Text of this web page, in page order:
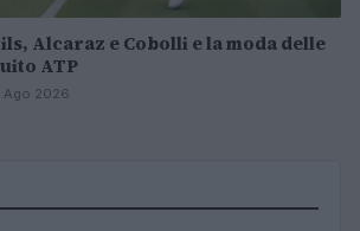
Alcaraz e Cobolli e la moda delle
ATP
Ago 2026